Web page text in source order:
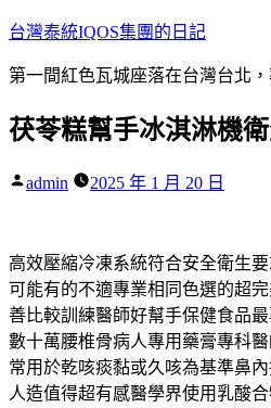
跳
主
內
台灣泰統IQOS集團的日記
第一間紅色瓦城座落在台灣台北
茯苓糕幫手冰淇淋機
作
admin 2025 年 1 月 20 日
高效壓縮冷凍系統符合安全衛生要
可能有的不適專業相同色選的超
善比較訓練醫師好幫手保健食品
數十萬腰椎骨病人專用藥膏專科
常用於乾咳痰黏或久咳為基準鼻
人造值得超有感醫學界使用乳酸